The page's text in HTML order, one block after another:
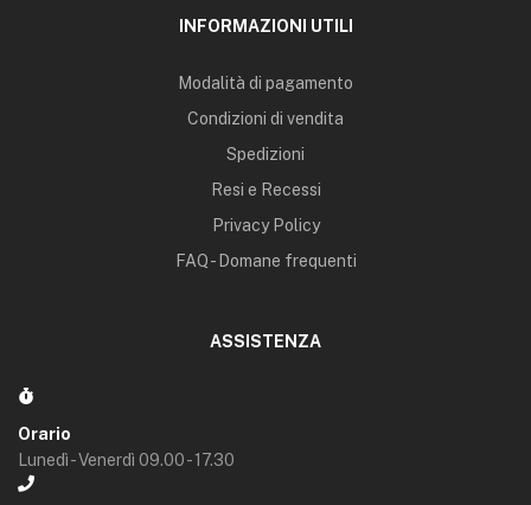
INFORMAZIONI UTILI
Modalità di pagamento
Condizioni di vendita
Spedizioni
Resi e Recessi
Privacy Policy
FAQ - Domane frequenti
ASSISTENZA
Orario
Lunedì - Venerdì 09.00 - 17.30